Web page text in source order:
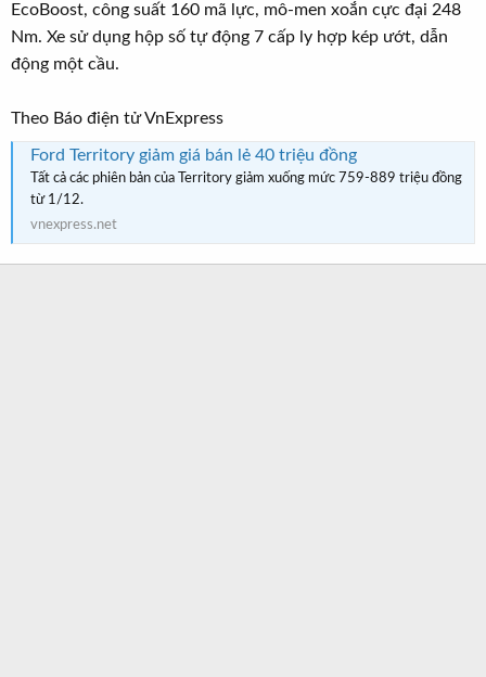
EcoBoost, công suất 160 mã lực, mô-men xoắn cực đại 248
Nm. Xe sử dụng hộp số tự động 7 cấp ly hợp kép ướt, dẫn
động một cầu.
Theo Báo điện tử VnExpress
Ford Territory giảm giá bán lẻ 40 triệu đồng
Tất cả các phiên bản của Territory giảm xuống mức 759-889 triệu đồng
từ 1/12.
vnexpress.net